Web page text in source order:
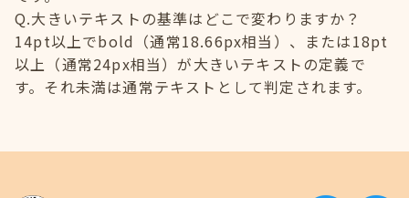
Q.大きいテキストの基準はどこで変わりますか？
14pt以上でbold（通常18.66px相当）、または18pt
以上（通常24px相当）が大きいテキストの定義で
す。それ未満は通常テキストとして判定されます。